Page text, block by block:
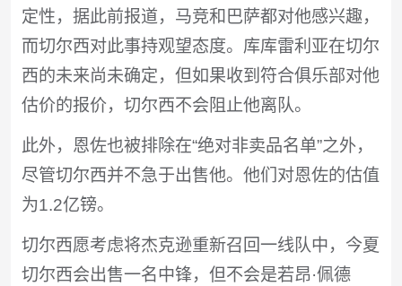
定性，据此前报道，马竞和巴萨都对他感兴趣，
而切尔西对此事持观望态度。库库雷利亚在切尔
西的未来尚未确定，但如果收到符合俱乐部对他
估价的报价，切尔西不会阻止他离队。
此外，恩佐也被排除在“绝对非卖品名单”之外，
尽管切尔西并不急于出售他。他们对恩佐的估值
为1.2亿镑。
切尔西愿考虑将杰克逊重新召回一线队中，今夏
切尔西会出售一名中锋，但不会是若昂·佩德